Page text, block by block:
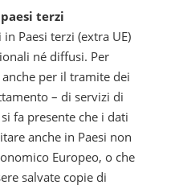
terzi
Paesi terzi (extra UE)
né diffusi. Per
per il tramite dei
– di servizi di
fa presente che i dati
anche in Paesi non
Europeo, o che
salvate copie di